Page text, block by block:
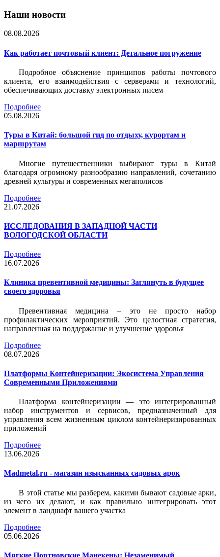
Наши новости
08.08.2026
Как работает почтовый клиент: Детальное погружение
Подробное объяснение принципов работы почтового
клиента, его взаимодействия с серверами и технологий,
обеспечивающих доставку электронных писем
Подробнее
05.08.2026
Туры в Китай: большой гид по отдыху, курортам и
маршрутам
Многие путешественники выбирают туры в Китай
благодаря огромному разнообразию направлений, сочетанию
древней культуры и современных мегаполисов
Подробнее
21.07.2026
ИССЛЕДОВАНИЯ В ЗАПАДНОЙ ЧАСТИ
ВОЛОГОДСКОЙ ОБЛАСТИ
Подробнее
16.07.2026
Клиника превентивной медицины: Заглянуть в будущее
своего здоровья
Превентивная медицина – это не просто набор
профилактических мероприятий. Это целостная стратегия,
направленная на поддержание и улучшение здоровья
Подробнее
08.07.2026
Платформы Контейнеризации: Экосистема Управления
Современными Приложениями
Платформа контейнеризации — это интегрированный
набор инструментов и сервисов, предназначенный для
управления всем жизненным циклом контейнеризированных
приложений
Подробнее
13.06.2026
Madmetal.ru - магазин изысканных садовых арок
В этой статье мы разберем, какими бывают садовые арки,
из чего их делают, и как правильно интегрировать этот
элемент в ландшафт вашего участка
Подробнее
05.06.2026
Мягкие Портновские Манекены: Незаменимый